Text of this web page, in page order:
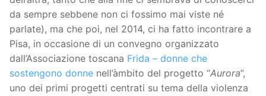
da sempre sebbene non ci fossimo mai viste né
parlate), ma che poi, nel 2014, ci ha fatto incontrare a
Pisa, in occasione di un convegno organizzato
dall’Associazione toscana Frida – donne che
sostengono donne nell’àmbito del progetto “Aurora”,
uno dei primi progetti centrati su tema della violenza